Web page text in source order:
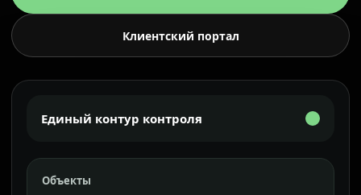
Клиентский портал
Единый контур контроля
Объекты